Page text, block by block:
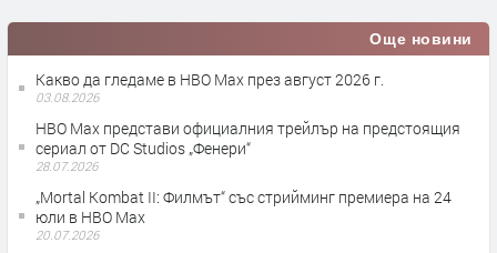
Още новини
Какво да гледаме в HBO Max през август 2026 г.
03.08.2026
HBO Max представи официалния трейлър на предстоящия
сериал от DC Studios „Фенери“
28.07.2026
„Mortal Kombat II: Филмът“ със стрийминг премиера на 24
юли в HBO Max
20.07.2026